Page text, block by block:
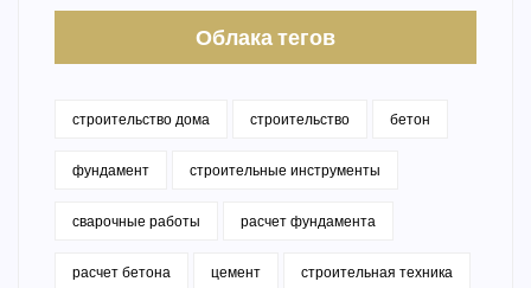
Облака тегов
строительство дома строительство бетон
фундамент строительные инструменты
сварочные работы расчет фундамента
расчет бетона цемент строительная техника